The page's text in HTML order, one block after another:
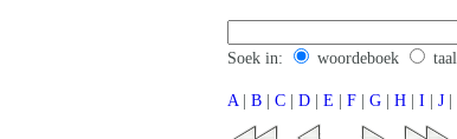
Soek in: woordeboek
A | B | C | D | E | F | G | H | I | J |